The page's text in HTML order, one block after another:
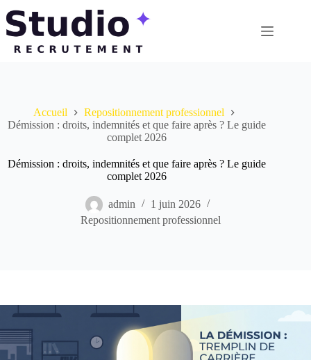
au
contenu
Accueil
Repositionnement professionnel
Démission : droits, indemnités et que faire après ? Le guide
complet 2026
Démission : droits, indemnités et que faire après ? Le guide
complet 2026
admin
1 juin 2026
Repositionnement professionnel